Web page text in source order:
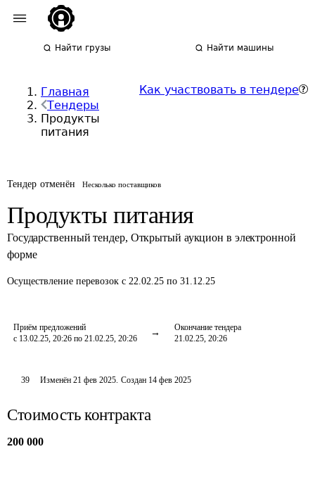
Найти грузы Найти машины
Главная
Тендеры
Продукты
питания
Как участвовать в тендере
Тендер отменён Несколько поставщиков
Продукты питания
Государственный тендер, Открытый аукцион в электронной
форме
Осуществление перевозок с 22.02.25 по 31.12.25
Приём предложений
с 13.02.25, 20:26 по 21.02.25, 20:26
Окончание тендера
21.02.25, 20:26
39 Изменён21 фев 2025. Создан 14 фев 2025
Стоимость контракта
200 000